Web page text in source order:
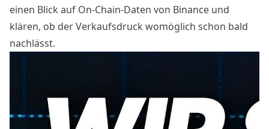
einen Blick auf On-Chain-Daten von Binance und
klären, ob der Verkaufsdruck womöglich schon bald
nachlässt.